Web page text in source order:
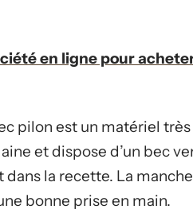
en ligne pour
pilon est un matériel
et dispose d’un bec
la recette. La
bonne prise en main.